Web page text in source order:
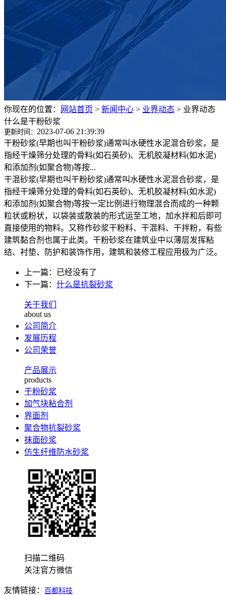
你现在的位置： 网站首页 > 新闻中心 > 业界动态 > 业界动态
什么是干粉砂浆
更新时间： 2023-07-06 21:39:39
干粉砂浆(早期也叫干粉砂浆)通常叫水硬性水泥混合砂浆，是
指经干燥筛分处理的骨料(如石英砂)、无机胶凝材料(如水泥)
和添加剂(如聚合物)等按...
干混砂浆(早期也叫干粉砂浆)通常叫水硬性水泥混合砂浆，是
指经干燥筛分处理的骨料(如石英砂)、无机胶凝材料(如水泥)
和添加剂(如聚合物)等按一定比例进行物理混合而成的一种颗
粒状或粉状，以袋装或散装的形式运至工地，加水拌和后即可
直接使用的物料。又称作砂浆干粉料、干混料、干拌粉，有些
建筑黏合剂也属于此类。干粉砂浆在建筑业中以薄层发挥粘
结、衬垫、防护和装饰作用，建筑和装修工程应用极为广泛。
上一篇：已经没有了
下一篇： 什么是抗裂砂浆
关于我们
about us
公司简介
发展历程
公司荣誉
产品展示
products
干粉砂浆
加气块粘合剂
界面剂
聚合物抗裂砂浆
抹面砂浆
仿生纤维防水砂浆
扫描二维码
关注官方微信
友情链接： 百都科技